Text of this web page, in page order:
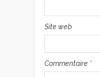
Site web
Commentaire *